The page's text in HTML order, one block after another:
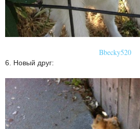
Bbecky520
6. Новый друг: